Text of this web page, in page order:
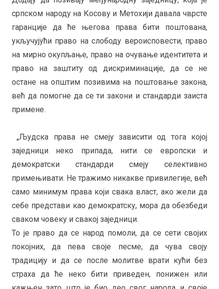
српском народу на Косову и Метохији давала чврсте
гаранције да ће његова права бити поштована,
укључујући право на слободу вероисповести, право
на мирно окупљање, право на очување идентитета и
право на заштиту од дискриминације, да се не
остане на општим позивима на поштовање закона,
већ да помогне да се ти закони и стандарди заиста
примене.
„Људска права не смеју зависити од тога којој
заједници неко припада, нити се европски и
демократски стандарди смеју селективно
примењивати. Не тражимо никакве привилегије, већ
само минимум права који свака власт, ако жели да
себе представи као демократску, мора да обезбеди
сваком човеку и свакој заједници.
То је право да се народ помоли, да се сети својих
покојних, да пева своје песме, да чува своју
традицију и да се после молитве врати кући без
страха да ће неко бити приведен, понижен или